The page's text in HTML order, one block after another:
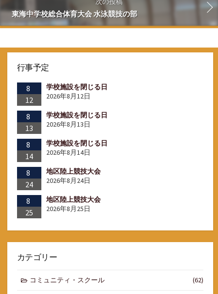
東海中学校総合体育大会 水泳競技の部
行事予定
8
12
学校施設を閉じる日
2026年8月12日
8
13
学校施設を閉じる日
2026年8月13日
8
14
学校施設を閉じる日
2026年8月14日
8
24
地区陸上競技大会
2026年8月24日
8
25
地区陸上競技大会
2026年8月25日
カテゴリー
コミュニティ・スクール (62)